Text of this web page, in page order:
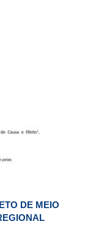
DE MEIO